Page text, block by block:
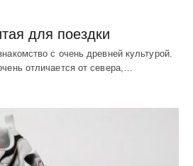
для поездки
с очень древней культурой.
отличается от севера,…